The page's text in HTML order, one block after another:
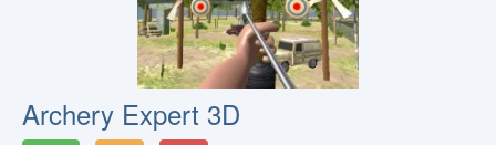
Archery Expert 3D